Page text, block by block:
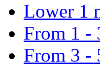
Lower 1
From 1 -
From 3 -